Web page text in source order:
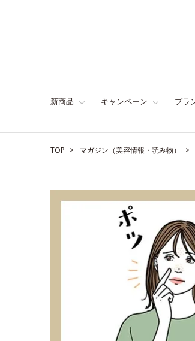
新商品 キャンペーン ブラ
TOP マガジン（美容情報・読み物）